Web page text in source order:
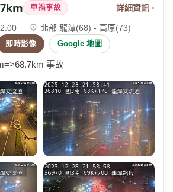
車禍事故 詳細資訊 ›
· 北部 龍潭(68) - 高原(73)
·
即時影像 Google 地圖
事故